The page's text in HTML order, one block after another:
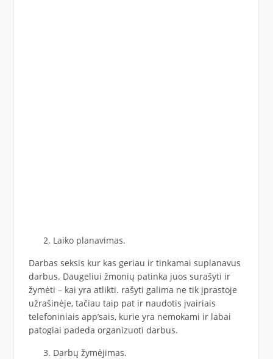
Laiko planavimas.
Darbas seksis kur kas geriau ir tinkamai suplanavus
darbus. Daugeliui žmonių patinka juos surašyti ir
žymėti – kai yra atlikti. rašyti galima ne tik įprastoje
užrašinėje, tačiau taip pat ir naudotis įvairiais
telefoniniais app’sais, kurie yra nemokami ir labai
patogiai padeda organizuoti darbus.
Darbų žymėjimas.